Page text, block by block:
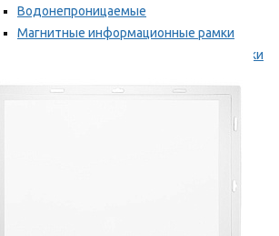
Водонепроницаемые
Магнитные информационные рамки
Самоклеящиеся информационные рамки